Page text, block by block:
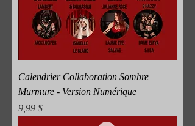
Calendrier Collaboration Sombre
Murmure - Version Numérique
Prix
9,99 $